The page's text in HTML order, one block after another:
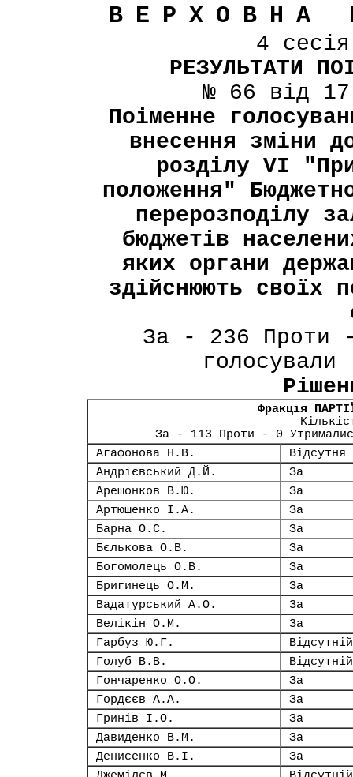
ВЕРХОВНА
4
РЕЗУЛЬТАТИ
№ 66 від
Поіменне
внесення зміни
розділу VI
положення"
перерозподілу
бюджетів
яких органи
здійснюють своїх
За - 236 Проти
Фракція
За - 113 Проти - 0
Агафонова Н.В.
Відсутня
Андрієвський Д.Й.
За
Арешонков В.Ю.
За
Артюшенко І.А.
За
Барна О.С.
За
Бєлькова О.В.
За
Богомолець О.В.
За
Бригинець О.М.
За
Вадатурський А.О.
За
Велікін О.М.
За
Гарбуз Ю.Г.
Відсутній
Голуб В.В.
Відсутній
Гончаренко О.О.
За
Гордєєв А.А.
За
Гринів І.О.
За
Давиденко В.М.
За
Денисенко В.І.
За